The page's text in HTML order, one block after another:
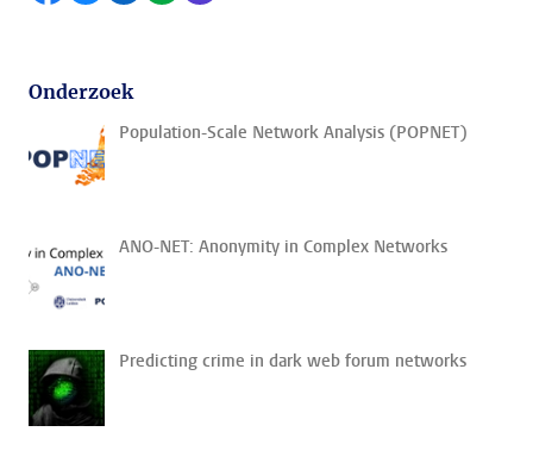
Onderzoek
Population-Scale Network Analysis (POPNET)
ANO-NET: Anonymity in Complex Networks
Predicting crime in dark web forum networks